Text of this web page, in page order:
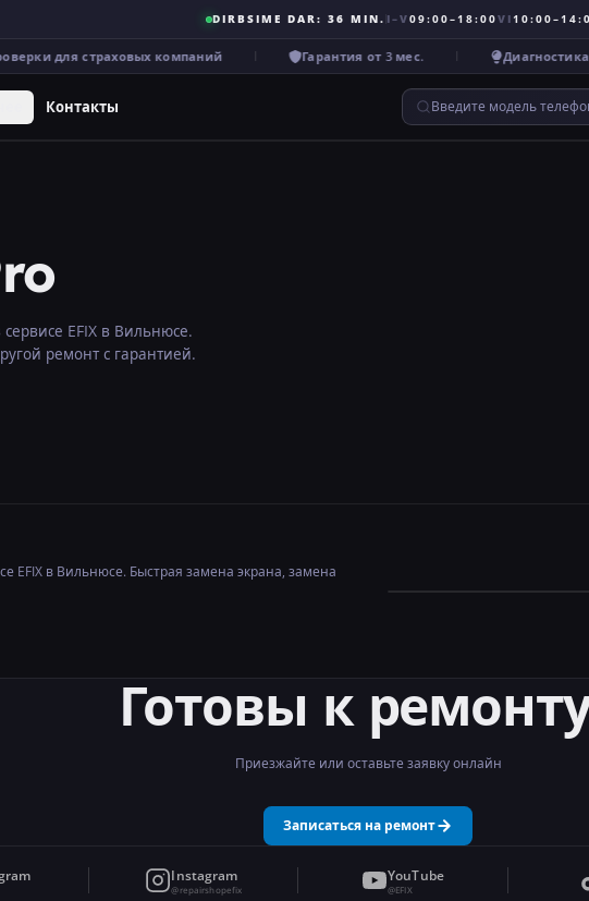
DIRBSIME DAR: 36 MIN. I–V09:00–18:00VI
для страховых компаний Гарантия от 3 мес. Диагностика
Контакты Введите модель
EFIX в Вильнюсе.
ремонт с гарантией.
EFIX в Вильнюсе. Быстрая замена экрана, замена
Готовы к
Приезжайте или оставьте заявку онлайн
Записаться на ремонт
Instagram
@repairshopefix
YouTube
@EFIX